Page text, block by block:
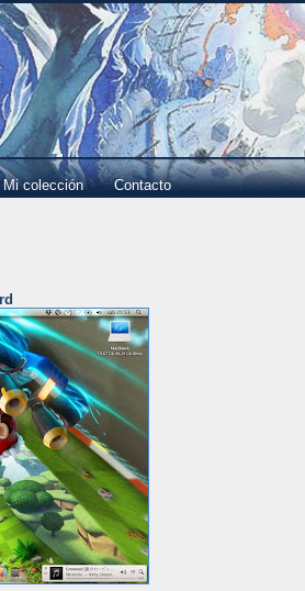
Mi colección Contacto